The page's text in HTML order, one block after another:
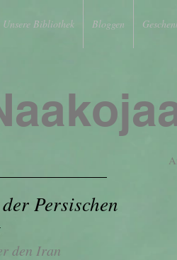
Unsere Bibliothek Bloggen
Persischen
den Iran